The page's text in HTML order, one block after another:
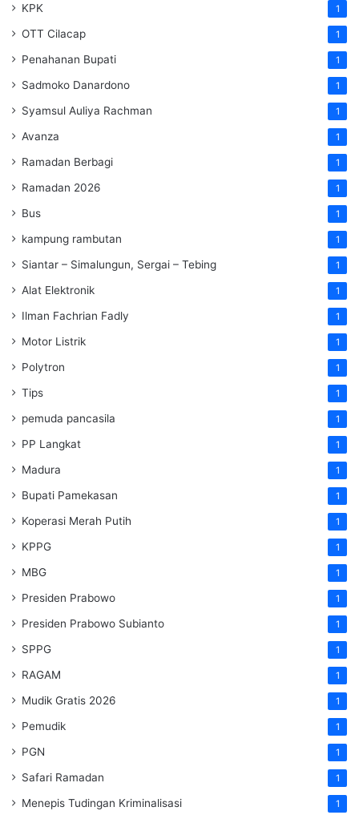
KPK 1
OTT Cilacap 1
Penahanan Bupati 1
Sadmoko Danardono 1
Syamsul Auliya Rachman 1
Avanza 1
Ramadan Berbagi 1
Ramadan 2026 1
Bus 1
kampung rambutan 1
Siantar – Simalungun, Sergai – Tebing 1
Alat Elektronik 1
Ilman Fachrian Fadly 1
Motor Listrik 1
Polytron 1
Tips 1
pemuda pancasila 1
PP Langkat 1
Madura 1
Bupati Pamekasan 1
Koperasi Merah Putih 1
KPPG 1
MBG 1
Presiden Prabowo 1
Presiden Prabowo Subianto 1
SPPG 1
RAGAM 1
Mudik Gratis 2026 1
Pemudik 1
PGN 1
Safari Ramadan 1
Menepis Tudingan Kriminalisasi 1